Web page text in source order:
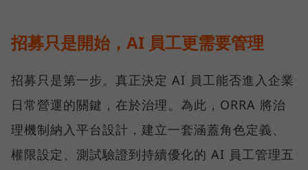
招募只是開始，AI 員工更需要管理
招募只是第一步。真正決定 AI 員工能否進入企業
日常營運的關鍵，在於治理。為此，ORRA 將治
理機制納入平台設計，建立一套涵蓋角色定義、
權限設定、測試驗證到持續優化的 AI 員工管理五